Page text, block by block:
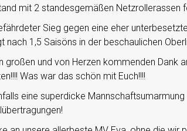
mit 2 standesgemäßen Netzrollerassen
Sieg gegen eine eher
nach 1,5 Saisöns in der beschaulichen
großen und von Herzen kommenden Dank
Was war das schön mit Euch!!!!
eine superdicke